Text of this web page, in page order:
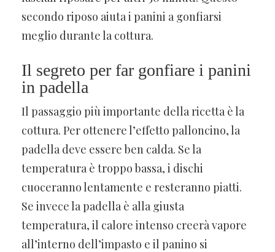
secondo riposo aiuta i panini a gonfiarsi
meglio durante la cottura.
Il segreto per far gonfiare i panini
in padella
Il passaggio più importante della ricetta è la
cottura. Per ottenere l’effetto palloncino, la
padella deve essere ben calda. Se la
temperatura è troppo bassa, i dischi
cuoceranno lentamente e resteranno piatti.
Se invece la padella è alla giusta
temperatura, il calore intenso creerà vapore
all’interno dell’impasto e il panino si